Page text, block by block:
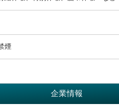
煙
企業情報